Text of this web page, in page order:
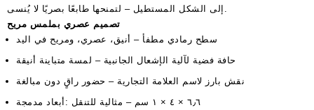
إلى الشكل المستطيل – لتمنحها طابعًا بصريًا لا يُنسى.
تصميم عصري بملمس مريح
سطح رمادي مطفأ – أنيق، عصري، ومريح في اليد
حافة فضية لآلية الإشعال الجانبية – لمسة متباينة أنيقة
نقش بارز لاسم العلامة التجارية – حضور راقٍ دون مبالغة
أبعاد مدمجة: ‎٦٫٦ × ٤ × ١ سم – مثالية للتنقل